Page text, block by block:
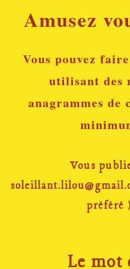
Amusez
Vous pouvez
utilisant des
anagrammes de
Vous
préféré )
Le mot